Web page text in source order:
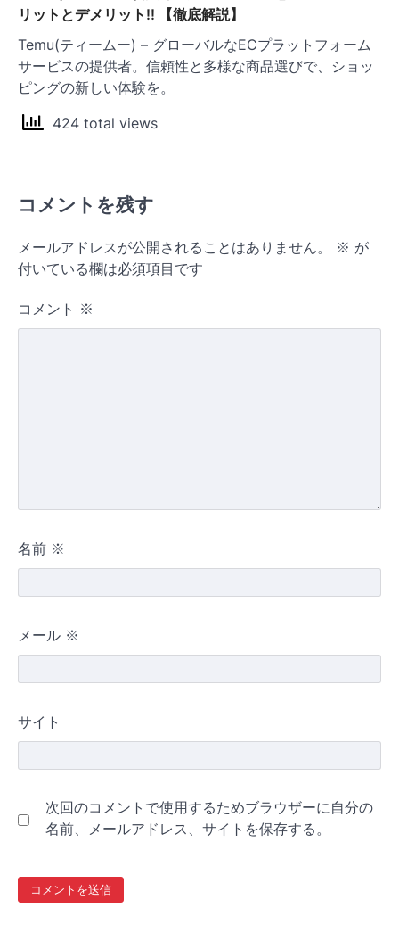
リットとデメリット!! 【徹底解説】
Temu(ティームー) – グローバルなECプラットフォーム
サービスの提供者。信頼性と多様な商品選びで、ショッ
ピングの新しい体験を。
424 total views
コメントを残す
メールアドレスが公開されることはありません。 ※ が
付いている欄は必須項目です
コメント ※
名前 ※
メール ※
サイト
次回のコメントで使用するためブラウザーに自分の
名前、メールアドレス、サイトを保存する。